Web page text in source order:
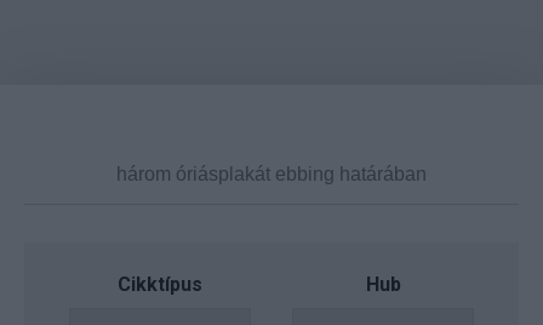
Cikktípus Hub